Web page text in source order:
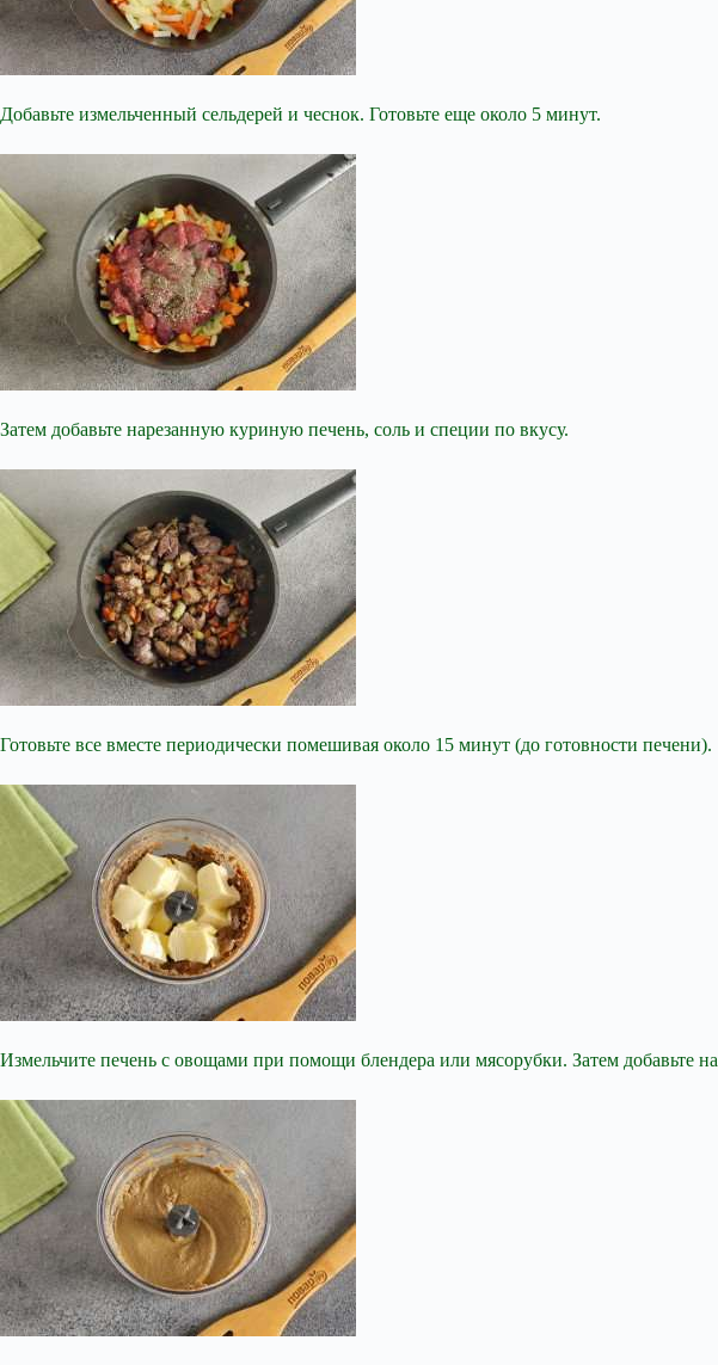
Добавьте измельченный сельдерей и чеснок. Готовьте еще около 5 минут.
Затем добавьте нарезанную куриную печень, соль и специи по вкусу.
Готовьте все вместе периодически помешивая около 15 минут (до готовности печени).
Измельчите печень с овощами при помощи блендера или мясорубки. Затем добавьте